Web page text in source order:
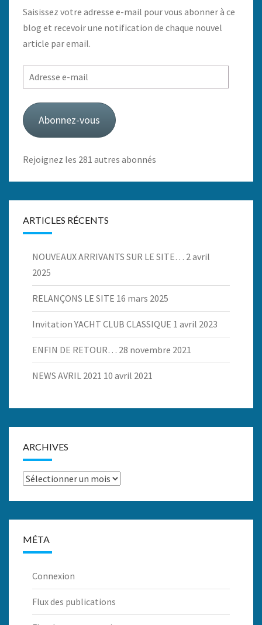
Saisissez votre adresse e-mail pour vous abonner à ce
blog et recevoir une notification de chaque nouvel
article par email.
Adresse
e-
mail
Abonnez-vous
Rejoignez les 281 autres abonnés
ARTICLES RÉCENTS
NOUVEAUX ARRIVANTS SUR LE SITE… 2 avril
2025
RELANÇONS LE SITE 16 mars 2025
Invitation YACHT CLUB CLASSIQUE 1 avril 2023
ENFIN DE RETOUR… 28 novembre 2021
NEWS AVRIL 2021 10 avril 2021
ARCHIVES
Archives
MÉTA
Connexion
Flux des publications